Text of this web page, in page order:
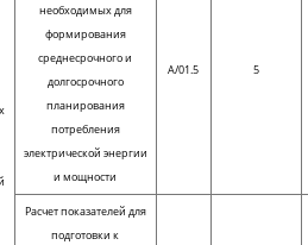
необходимых для
формирования
среднесрочного и
долгосрочного
планирования
потребления
электрической энергии
и мощности
A/01.5 5
Расчет показателей для
подготовки к